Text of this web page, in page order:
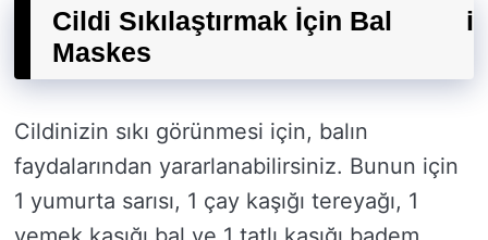
Cildi Sıkılaştırmak İçin Bal
Maskes
i
Cildinizin sıkı görünmesi için, balın
faydalarından yararlanabilirsiniz. Bunun için
1 yumurta sarısı, 1 çay kaşığı tereyağı, 1